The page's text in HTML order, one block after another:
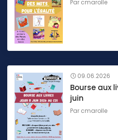
Par cmarolle
09.06.2026
Bourse aux
juin
Par cmarolle